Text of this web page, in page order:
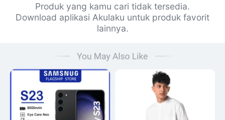
Produk yang kamu cari tidak tersedia.
Download aplikasi Akulaku untuk produk favorit
lainnya.